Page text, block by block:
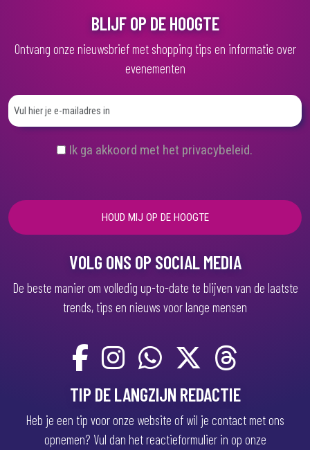
BLIJF OP DE HOOGTE
Ontvang onze nieuwsbrief met shopping tips en informatie over
evenementen
(
e
i
Ik ga akkoord met het privacybeleid.
VOLG ONS OP SOCIAL MEDIA
De beste manier om volledig up-to-date te blijven van de laatste
trends, tips en nieuws voor lange mensen
TIP DE LANGZIJN REDACTIE
Heb je een tip voor onze website of wil je contact met ons
opnemen? Vul dan het reactieformulier in op onze